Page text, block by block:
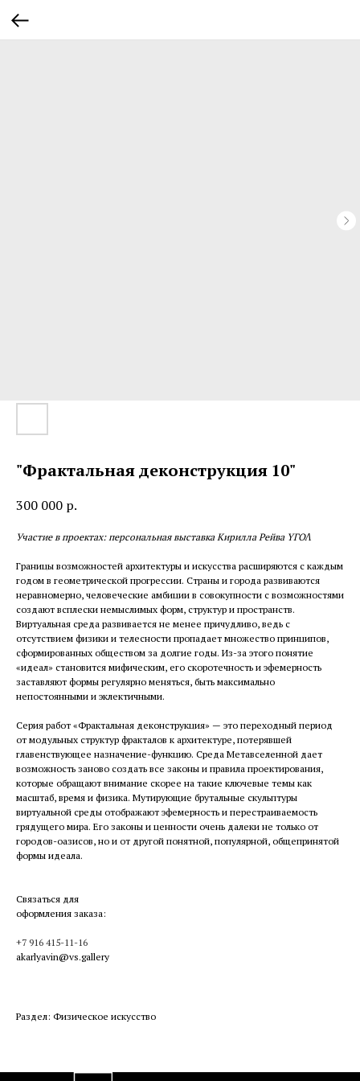
"Фрактальная деконструкция 10"
300 000 р.
Участие в проектах: персональная выставка Кирилла Рейва YГОΛ
Границы возможностей архитектуры и искусства расширяются с каждым
годом в геометрической прогрессии. Страны и города развиваются
неравномерно, человеческие амбиции в совокупности с возможностями
создают всплески немыслимых форм, структур и пространств.
Виртуальная среда развивается не менее причудливо, ведь с
отсутствием физики и телесности пропадает множество принципов,
сформированных обществом за долгие годы. Из-за этого понятие
«идеал» становится мифическим, его скоротечность и эфемерность
заставляют формы регулярно меняться, быть максимально
непостоянными и эклектичными.
Серия работ «Фрактальная деконструкция» — это переходный период
от модульных структур фракталов к архитектуре, потерявшей
главенствующее назначение-функцию. Среда Метавселенной дает
возможность заново создать все законы и правила проектирования,
которые обращают внимание скорее на такие ключевые темы как
масштаб, время и физика. Мутирующие брутальные скульптуры
виртуальной среды отображают эфемерность и перестраиваемость
грядущего мира. Его законы и ценности очень далеки не только от
городов-оазисов, но и от другой понятной, популярной, общепринятой
формы идеала.
Связаться для
оформления заказа:
+7 916 415-11-16
akarlyavin@vs.gallery
Раздел: Физическое искусство